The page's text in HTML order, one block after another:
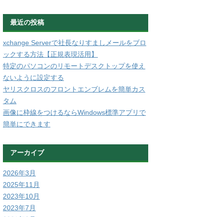
最近の投稿
xchange Serverで社長なりすましメールをブロ
ックする方法【正規表現活用】
特定のパソコンのリモートデスクトップを使え
ないように設定する
ヤリスクロスのフロントエンブレムを簡単カス
タム
画像に枠線をつけるならWindows標準アプリで
簡単にできます
アーカイブ
2026年3月
2025年11月
2023年10月
2023年7月